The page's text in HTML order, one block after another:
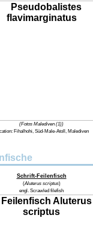
(Fotos Malediven (1))
Fihalhohi, Süd-Male-Atoll, Malediven
Schrift-Feilenfisch
(Aluterus scriptus)
engl. Scrawled filefish